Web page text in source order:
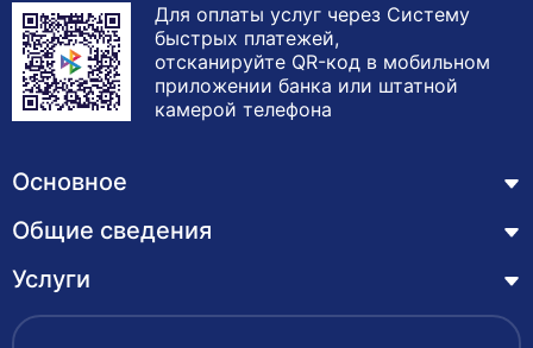
Для оплаты услуг через Систему
быстрых платежей,
отсканируйте QR-код в мобильном
приложении банка или штатной
камерой телефона
Основное
Курсы
Лицензия
Обучающимся
Общие сведения
Основные сведения
Структура и органы управления образовательной
Услуги
Профессиональная переподготовка